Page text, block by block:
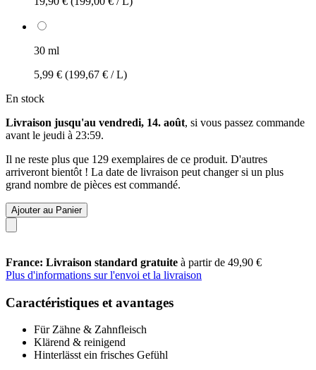
30 ml
5,99 € (199,67 € / L)
En stock
Livraison jusqu'au vendredi, 14. août, si vous passez commande
avant le jeudi à 23:59.
Il ne reste plus que 129 exemplaires de ce produit. D'autres
arriveront bientôt ! La date de livraison peut changer si un plus
grand nombre de pièces est commandé.
Ajouter au Panier
France: Livraison standard gratuite à partir de 49,90 €
Plus d'informations sur l'envoi et la livraison
Caractéristiques et avantages
Für Zähne & Zahnfleisch
Klärend & reinigend
Hinterlässt ein frisches Gefühl